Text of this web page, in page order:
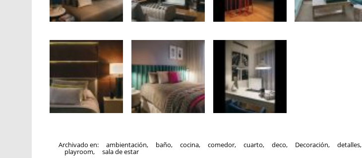
Archivado en: ambientación, baño, cocina, comedor, cuarto, deco, Decoración, detalles,
playroom, sala de estar